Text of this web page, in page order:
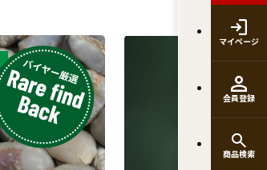
マイページ
会員登録
商品検索